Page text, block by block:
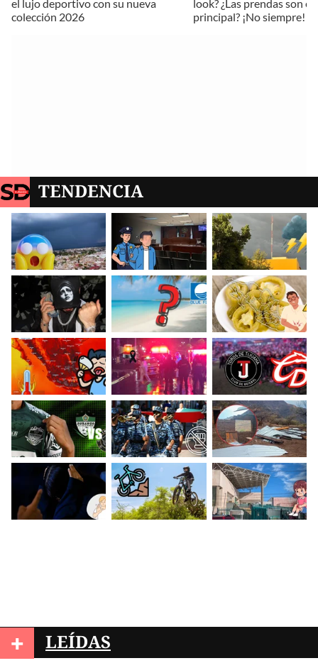
el lujo deportivo con su nueva
colección 2026
look? ¿Las prendas son
principal? ¡No siempre!
TENDENCIA
+ LEÍDAS